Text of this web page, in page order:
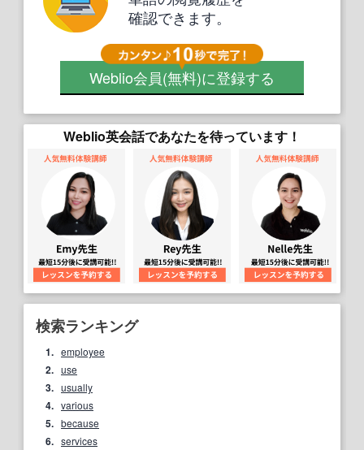
確認できます。
Weblio会員(無料)に登録する
Weblio英会話であなたを待っています！
検索ランキング
1. employee
2. use
3. usually
4. various
5. because
6. services